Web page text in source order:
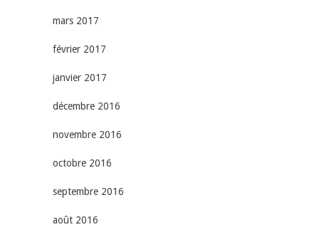
mars 2017
février 2017
janvier 2017
décembre 2016
novembre 2016
octobre 2016
septembre 2016
août 2016